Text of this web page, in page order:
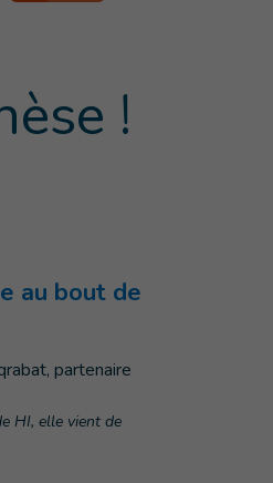
!
au bout de
HI, elle vient de